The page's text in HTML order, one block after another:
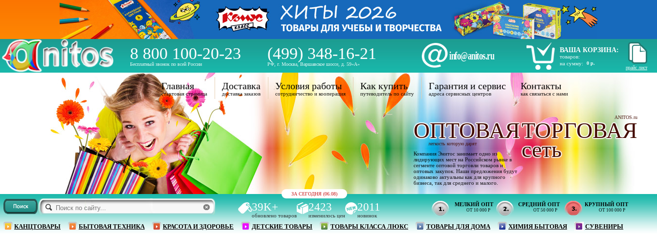
8 800 100-20-23
Бесплатный звонок по всей России
(499) 348-16-21
РФ, г. Москва, Варшавское шоссе, д. 59«А»
info@anitos.ru
ВАША КОРЗИНА:
товаров:
на сумму:
0 р.
прайс лист
ЗА СЕГОДНЯ (06.08)
39K+
обновлено товаров
2423
изменилось цен
2011
новинок
МЕЛКИЙ ОПТ
ОТ 10 000 Р
СРЕДНИЙ ОПТ
ОТ 50 000 Р
КРУПНЫЙ ОПТ
ОТ 100 000 Р
КАНЦТОВАРЫ БЫТОВАЯ ТЕХНИКА КРАСОТА И ЗДОРОВЬЕ ДЕТСКИЕ ТОВАРЫ ТОВАРЫ КЛАССА ЛЮКС ТОВАРЫ ДЛЯ ДОМА ХИМИЯ БЫТОВАЯ СУВЕНИРЫ
Главная
стартовая страница
Доставка
доставка заказов
Условия работы
сотрудничество и кооперация
Как купить
путеводитель по сайту
Гарантия и сервис
адреса сервисных центров
Контакты
как связаться с нами
ANITOS.ru
ОПТОВАЯТОРГОВАЯ
легкость которую дарят
Компания Энитос занимает одно из
лидирующих мест на Российском рынке в
сегменте оптовой торговли товаров и
оптовых закупок. Наши предложения будут
одинаково актуальны как для крупного
бизнеса, так для среднего и малого.
сеть